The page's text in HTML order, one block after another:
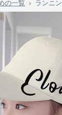
の一覧 › ランニ